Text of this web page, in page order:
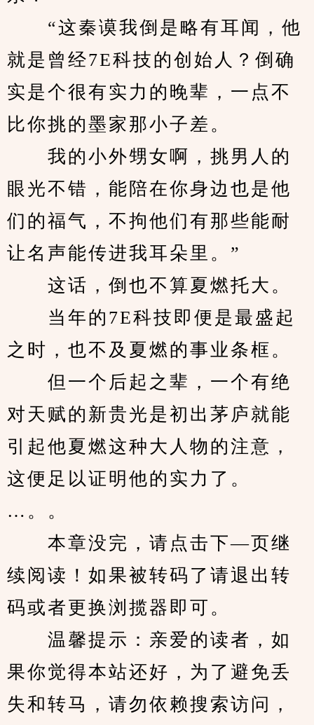
“这秦谟我倒是略有耳闻，他
就是曾经7E科技的创始人？倒确
实是个很有实力的晚辈，一点不
比你挑的墨家那小子差。
我的小外甥女啊，挑男人的
眼光不错，能陪在你身边也是他
们的福气，不拘他们有那些能耐
让名声能传进我耳朵里。”
这话，倒也不算夏燃托大。
当年的7E科技即便是最盛起
之时，也不及夏燃的事业条框。
但一个后起之辈，一个有绝
对天赋的新贵光是初出茅庐就能
引起他夏燃这种大人物的注意，
这便足以证明他的实力了。
…。。
本章没完，请点击下—页继
续阅读！如果被转码了请退出转
码或者更换浏揽器即可。
温馨提示：亲爱的读者，如
果你觉得本站还好，为了避免丢
失和转马，请勿依赖搜索访问，